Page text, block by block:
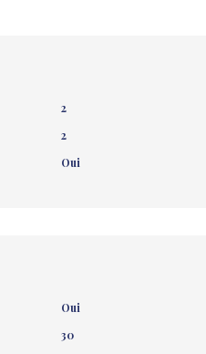
2
2
Oui
Oui
30